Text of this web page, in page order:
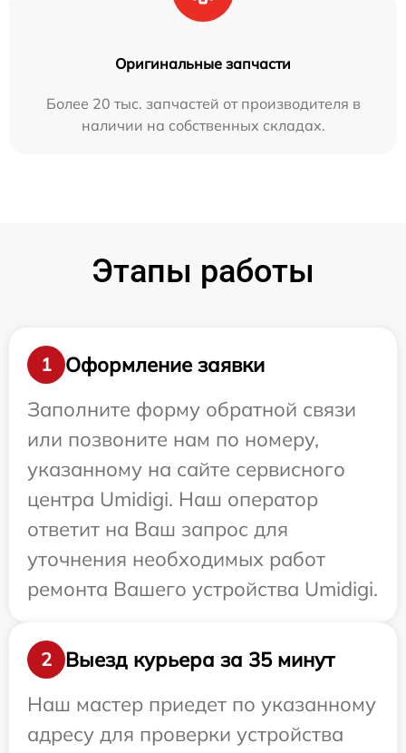
Оригинальные запчасти
Более 20 тыс. запчастей от производителя в
наличии на собственных складах.
Этапы работы
1
Оформление заявки
Заполните форму обратной связи
или позвоните нам по номеру,
указанному на сайте сервисного
центра Umidigi. Наш оператор
ответит на Ваш запрос для
уточнения необходимых работ
ремонта Вашего устройства Umidigi.
2
Выезд курьера за 35 минут
Наш мастер приедет по указанному
адресу для проверки устройства